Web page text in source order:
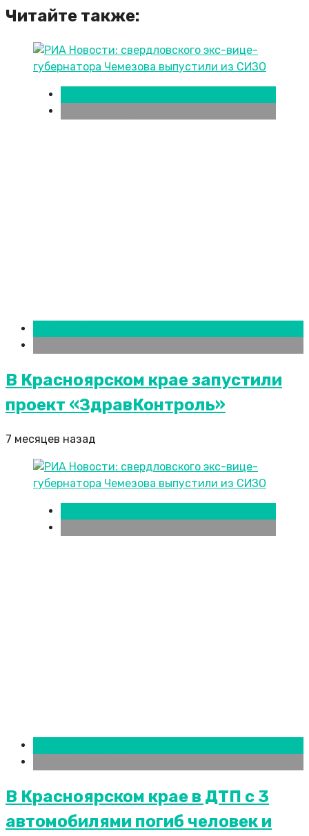
Читайте также:
В Красноярском крае запустили
проект «ЗдравКонтроль»
7 месяцев назад
В Красноярском крае в ДТП с 3
автомобилями погиб человек и